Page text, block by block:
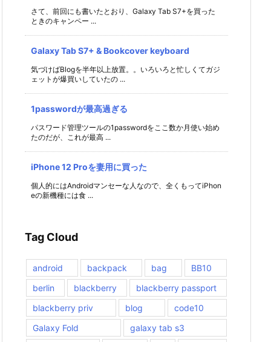
さて、前回にも書いたとおり、Galaxy Tab S7+を買った
ときのキャンペー ...
Galaxy Tab S7+ & Bookcover keyboard
気づけばBlogを半年以上放置。。いろいろと忙しくてガジ
ェットが爆買いしていたの ...
1passwordが最高過ぎる
パスワード管理ツールの1passwordをここ数か月使い始め
たのだが、これが最高 ...
iPhone 12 Proを妻用に買った
個人的にはAndroidマンセーな人なので、全くもってiPhon
eの新機種には食 ...
Tag Cloud
android backpack bag
BB10
berlin
blackberry
blackberry passport
blackberry priv
blog
code10
Galaxy Fold
galaxy tab s3